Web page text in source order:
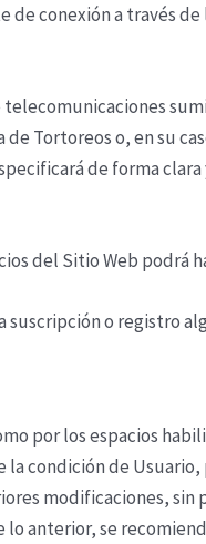
conexión a través
de Tortoreoso, en su
de forma
del Sitio Web
suscripción o registro
por los espacios
la condición de Usuario,
modificaciones,
anterior, se